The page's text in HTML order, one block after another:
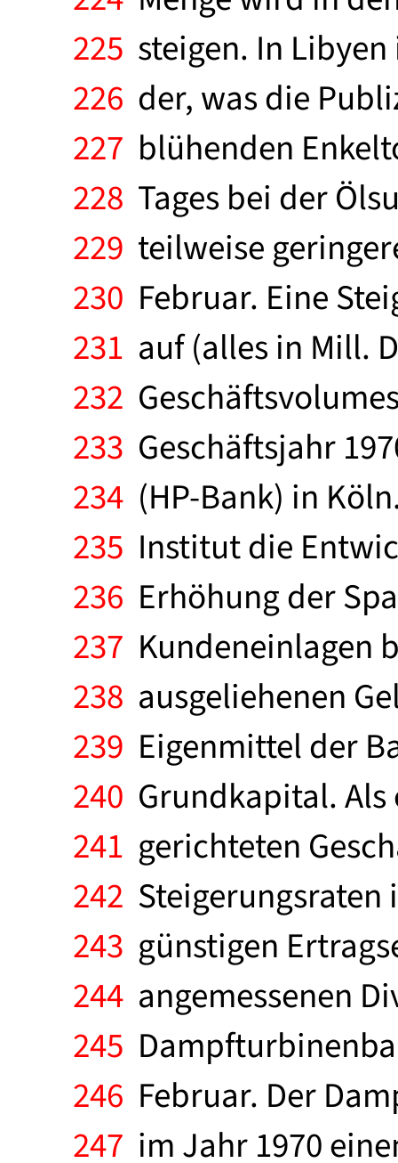
225 steigen. In
226 der, was die
227 blühenden
228 Tages bei der
229 teilweise
230 Februar. Eine
231 auf (alles in Mill.
232
233 Geschäftsjahr
234 (HP-Bank) in
235 Institut die
236 Erhöhung der
237 Kundeneinlagen
238 ausgeliehenen
239 Eigenmittel der
240 Grundkapital.
241 gerichteten
242 Steigerungsraten
243 günstigen
244 angemessenen
245
246 Februar. Der
247 im Jahr 1970